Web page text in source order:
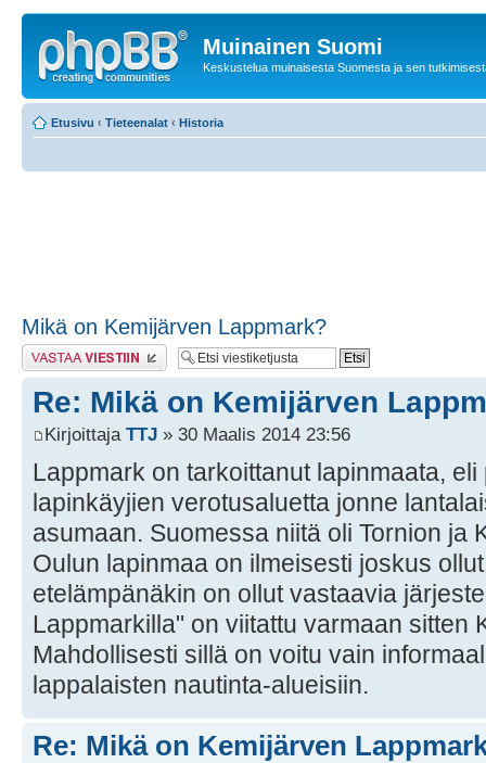
Muinainen Suomi
Keskustelua muinaisesta Suomesta ja sen
Etusivu ‹ Tieteenalat ‹ Historia
Mikä on Kemijärven Lappmark?
Lähetä vastaus
Re: Mikä on Kemijärven
Kirjoittaja TTJ » 30 Maalis 2014 23:56
Lappmark on tarkoittanut lapinmaata,
lapinkäyjien verotusaluetta jonne
asumaan. Suomessa niitä oli Tornion ja
Oulun lapinmaa on ilmeisesti joskus
etelämpänäkin on ollut vastaavia
Lappmarkilla" on viitattu varmaan sitten
Mahdollisesti sillä on voitu vain
lappalaisten nautinta-alueisiin.
Re: Mikä on Kemijärven